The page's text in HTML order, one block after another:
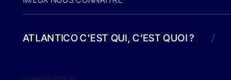
ATLANTICO C'EST QUI, C'EST QUOI ? /